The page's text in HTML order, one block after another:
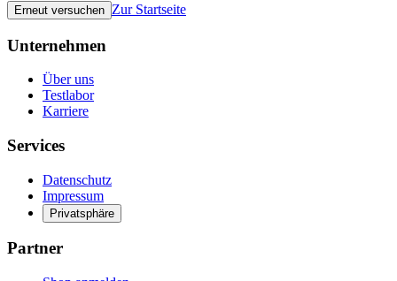
Erneut versuchen Zur Startseite
Unternehmen
Über uns
Testlabor
Karriere
Services
Datenschutz
Impressum
Privatsphäre
Partner